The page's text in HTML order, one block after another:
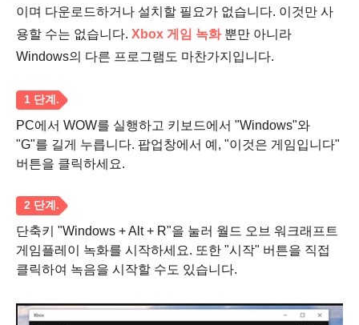
이며 다운로드하거나 설치할 필요가 없습니다. 이것만 사
용할 수는 없습니다. Xbox 게임 녹화뿐만 아니라
Windows의 다른 프로그램도 마찬가지입니다.
PC에서 WOW를 실행하고 키보드에서 "Windows"와
"G"를 길게 누릅니다. 팝업창에서 예, "이것은 게임입니다"
버튼을 클릭하세요.
단축키 "Windows + Alt + R"을 눌러 월드 오브 워크래프트
게임플레이 녹화를 시작하세요. 또한 "시작" 버튼을 직접
클릭하여 녹음을 시작할 수도 있습니다.